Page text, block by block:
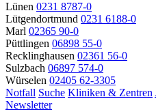
Lünen 0231 8787-0
Lütgendortmund 0231 6188-0
Marl 02365 90-0
Püttlingen 06898 55-0
Recklinghausen 02361 56-0
Sulzbach 06897 574-0
Würselen 02405 62-3305
Notfall Suche Kliniken & Zentren
Newsletter